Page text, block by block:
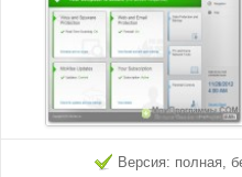
Версия: полная,